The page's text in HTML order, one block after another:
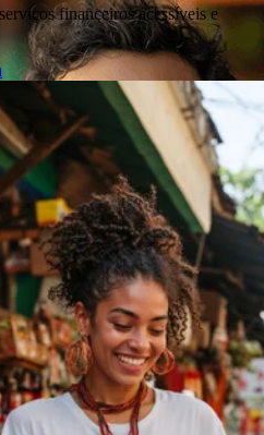
financeiros acessíveis e